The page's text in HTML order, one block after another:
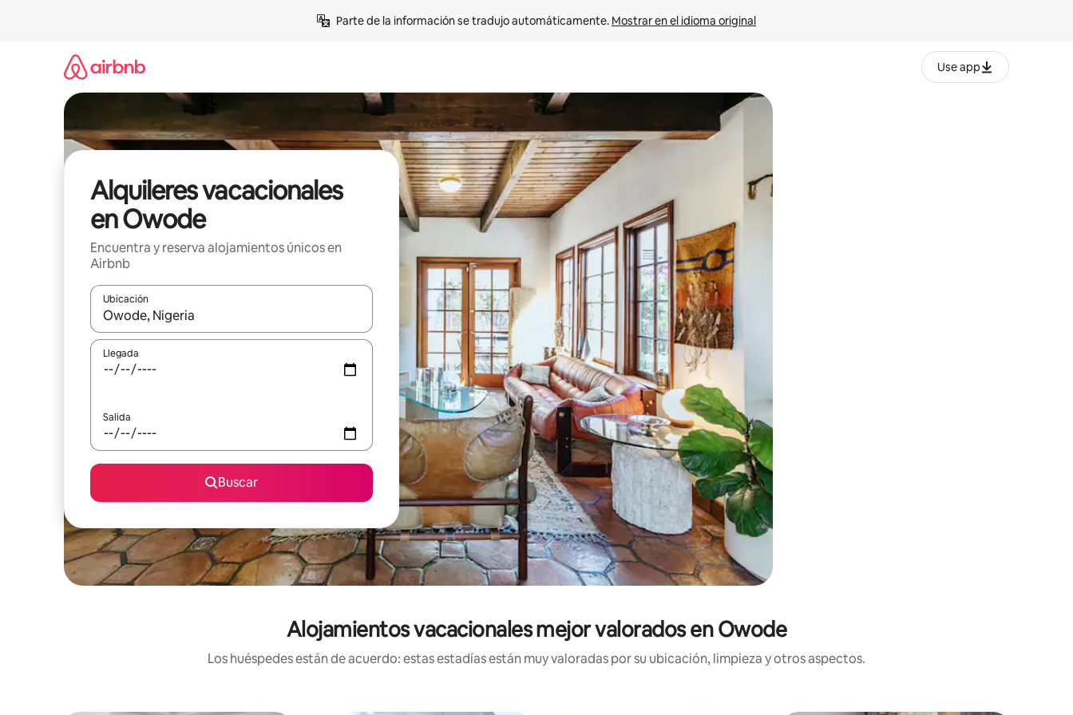
Parte de la información se tradujo automáticamente. Mostrar en el idioma original
Use app
Alquileres vacacionales
en Owode
Encuentra y reserva alojamientos únicos en
Airbnb
Ubicación
Cuando los resultados estén disponibles, navega con las teclas de flecha hacia arriba y hacia abajo o explora con el tacto o desliza el dedo.
Llegada
Salida
Buscar
Alojamientos vacacionales mejor valorados en Owode
Los huéspedes están de acuerdo: estas estadías están muy valoradas por su ubicación, limpieza y otros aspectos.